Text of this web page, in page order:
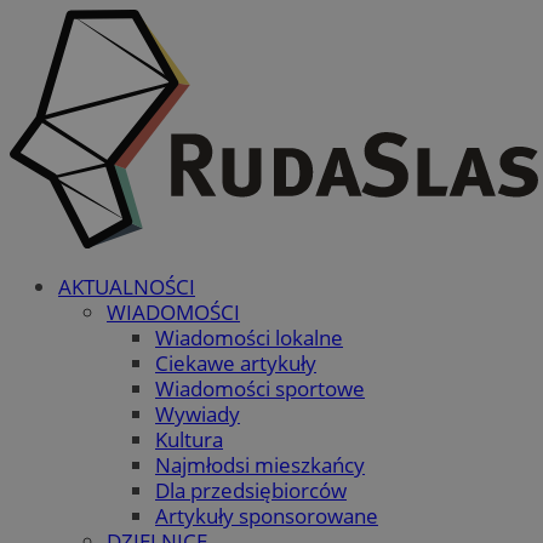
AKTUALNOŚCI
WIADOMOŚCI
Wiadomości lokalne
Ciekawe artykuły
Wiadomości sportowe
Wywiady
Kultura
Najmłodsi mieszkańcy
Dla przedsiębiorców
Artykuły sponsorowane